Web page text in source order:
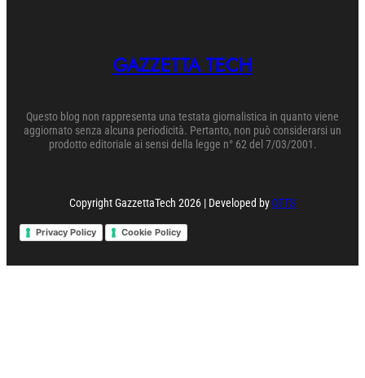
GAZZETTA TECH
Questo blog non rappresenta una testata giornalistica in quanto viene
aggiornato senza alcuna periodicità. Pertanto, non può considerarsi un
prodotto editoriale ai sensi della legge n° 62 del 7/03/2001.
Copyright GazzettaTech 2026 | Developed byOTTS
Privacy Policy Cookie Policy